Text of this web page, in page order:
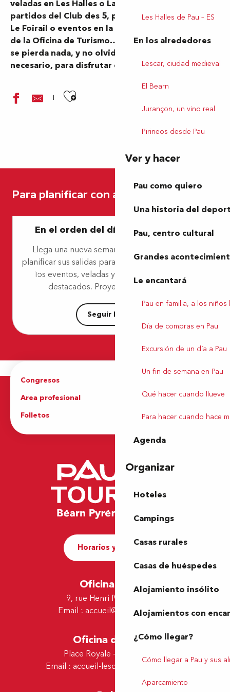
Les Halles de Pau – ES
En los alrededores
Lescar, ciudad medieval
El Bearn
Jurançon, un vino real
Pirineos desde Pau
Ver y hacer
Pau como quiero
Una historia del
Pau, centro cultural
Grandes
Le encantará
Pau en familia, a los niños
Día de compras en Pau
Excursión de un día a Pau
Un fin de semana en Pau
Qué hacer cuando llueve
Para hacer cuando hace
Agenda
Organizar
Hoteles
Campings
Casas rurales
Casas de huéspedes
Alojamiento insólito
Alojamientos con
¿Cómo llegar?
Cómo llegar a Pau y sus
Aparcamiento
veladas en Les Halles o La Forge Moderne,
partidos del Club des 5, programas en Le Méliès y
Le Foirail o eventos en la ciudad y visitas guiadas
de la Oficina de Turismo… No se arrepentirá. No
se pierda nada, y no olvide reservar si es
necesario, para disfrutar de la buena vida en Pau.
Ajouter aux favoris
Festival Paulyphonie - Concert Songs of Hope
Football - Ligue2 BKT: PAU FC Vs FC Annecy
"Laissez-vous tenter par Pau...côté obscur"
Marché paysan
La fête du Roi
Festival Paulyphonie - Concert Beethoven /Brahms
Balade médiévale
Marché - Haut de Billère
Para planificar con antelación
En el orden del día de esta semana
Llega una nueva semana y es el momento de
planificar sus salidas para no perderse ninguno de
los eventos, veladas y acontecimientos más
destacados. Proyecciones de cine,...
Seguir leyendo
Congresos
Area profesional
Folletos
Oficina de Turismo
Horarios y contacto
Oficina de Pau
9, rue Henri IV - 64000 Pau
Email : accueil@tourismepau.fr
Oficina de Lescar
Place Royale - 64230 Lescar
Email : accueil-lescar@tourismepau.fr